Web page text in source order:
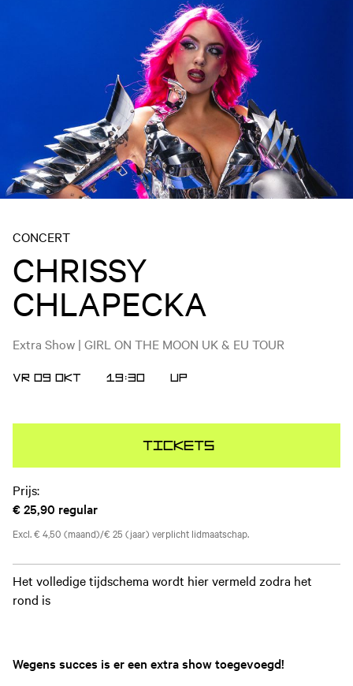
CONCERT
CHRISSY
CHLAPECKA
Extra Show | GIRL ON THE MOON UK & EU TOUR
VR 09 OKT 19:30 UP
Tickets
Prijs:
€ 25,90 regular
Excl. € 4,50 (maand)/€ 25 (jaar) verplicht lidmaatschap.
Het volledige tijdschema wordt hier vermeld zodra het
rond is
Wegens succes is er een extra show toegevoegd!